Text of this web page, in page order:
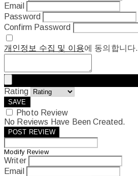
Email
Password
Confirm Password
개인정보 수집 및 이용에 동의합니다.
Rating
SAVE
Photo Review
No Reviews Have Been Created.
POST REVIEW
Modify Review
Writer
Email